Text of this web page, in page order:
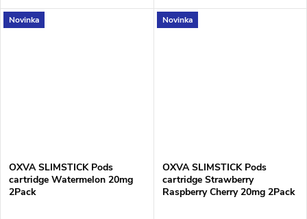
předplněnou cartridgí o objemu
2ml.
předplněnou cartridgí o objemu
2ml.
Novinka
OXVA SLIMSTICK Pods
cartridge Watermelon 20mg
2Pack
Novinka
OXVA SLIMSTICK Pods
cartridge Strawberry
Raspberry Cherry 20mg 2Pack